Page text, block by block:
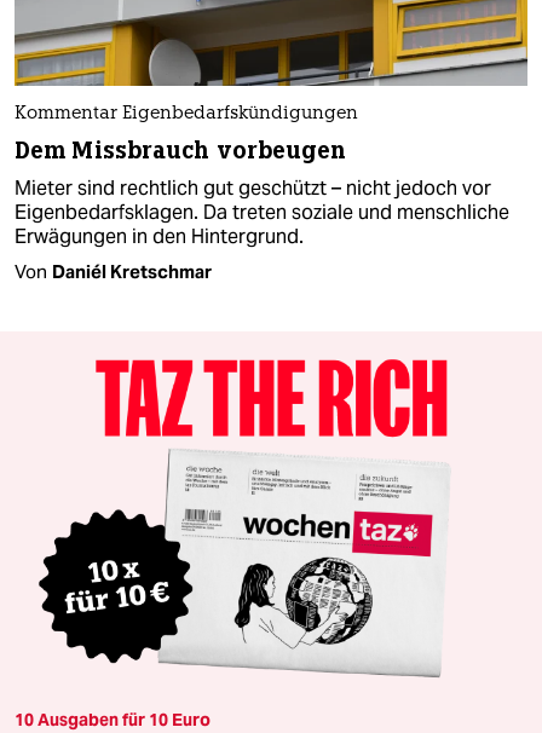
Kommentar Eigenbedarfskündigungen
Dem Missbrauch vorbeugen
Mieter sind rechtlich gut geschützt – nicht jedoch vor
Eigenbedarfsklagen. Da treten soziale und menschliche
Erwägungen in den Hintergrund.
Von Daniél Kretschmar
10 Ausgaben für 10 Euro